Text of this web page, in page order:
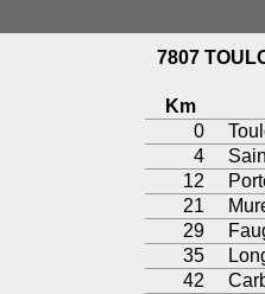
7807
Km
0
4
12
21
29
35
42